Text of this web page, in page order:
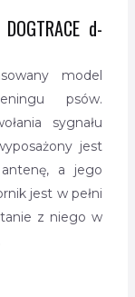
d-
model
psów.
sygnału
jest
a jego
jest w pełni
z niego w